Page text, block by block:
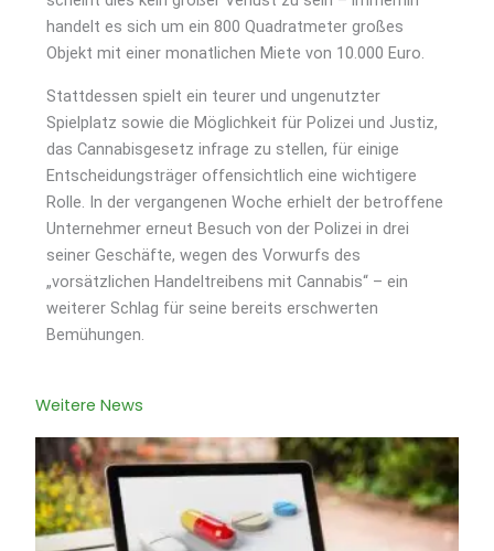
handelt es sich um ein 800 Quadratmeter großes
Objekt mit einer monatlichen Miete von 10.000 Euro.
Stattdessen spielt ein teurer und ungenutzter
Spielplatz sowie die Möglichkeit für Polizei und Justiz,
das Cannabisgesetz infrage zu stellen, für einige
Entscheidungsträger offensichtlich eine wichtigere
Rolle. In der vergangenen Woche erhielt der betroffene
Unternehmer erneut Besuch von der Polizei in drei
seiner Geschäfte, wegen des Vorwurfs des
„vorsätzlichen Handeltreibens mit Cannabis“ – ein
weiterer Schlag für seine bereits erschwerten
Bemühungen.
Weitere News